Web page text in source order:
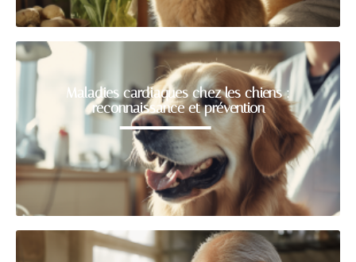
Maladies cardiaques chez les chiens :
reconnaissance et prévention